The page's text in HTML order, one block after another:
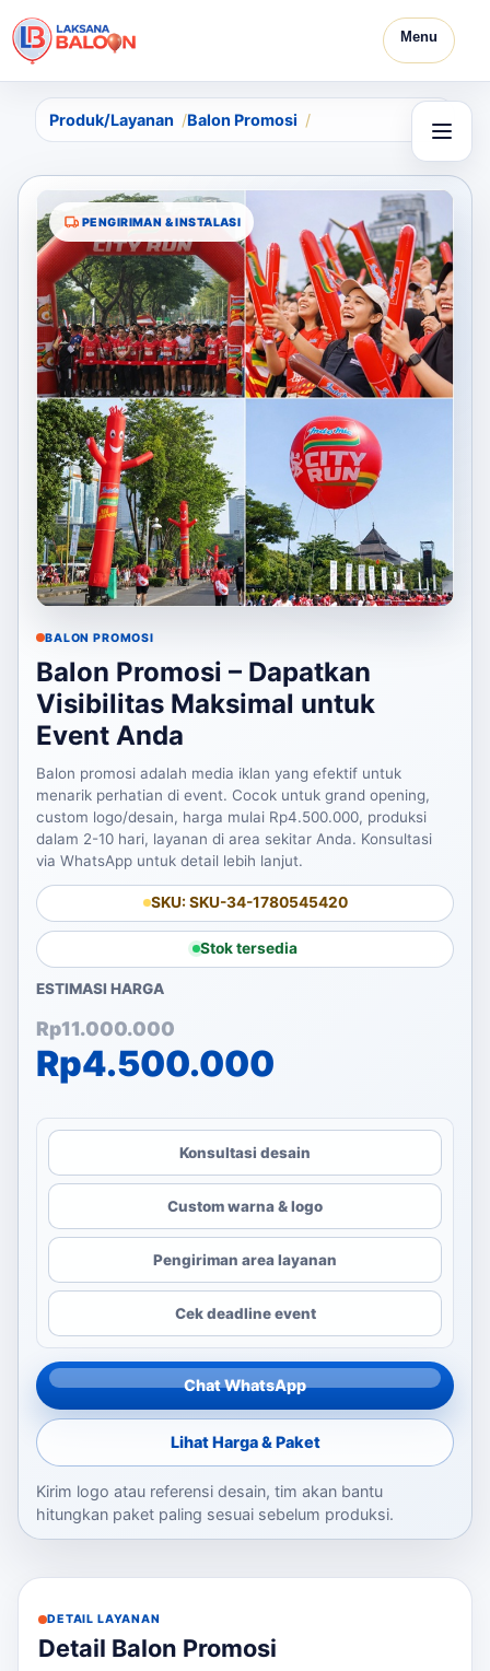
Menu
Produk/Layanan Balon Promosi
PENGIRIMAN & INSTALASI
BALON PROMOSI
Balon Promosi – Dapatkan
Visibilitas Maksimal untuk
Event Anda
Balon promosi adalah media iklan yang efektif untuk
menarik perhatian di event. Cocok untuk grand opening,
custom logo/desain, harga mulai Rp4.500.000, produksi
dalam 2-10 hari, layanan di area sekitar Anda. Konsultasi
via WhatsApp untuk detail lebih lanjut.
SKU: SKU-34-1780545420
Stok tersedia
ESTIMASI HARGA
Rp11.000.000
Harga aslinya adalah:
Rp4.500.000
Harga saat ini adalah:
Konsultasi desain
Custom warna & logo
Pengiriman area layanan
Cek deadline event
Chat WhatsApp
Lihat Harga & Paket
Kirim logo atau referensi desain, tim akan bantu
hitungkan paket paling sesuai sebelum produksi.
DETAIL LAYANAN
Detail Balon Promosi